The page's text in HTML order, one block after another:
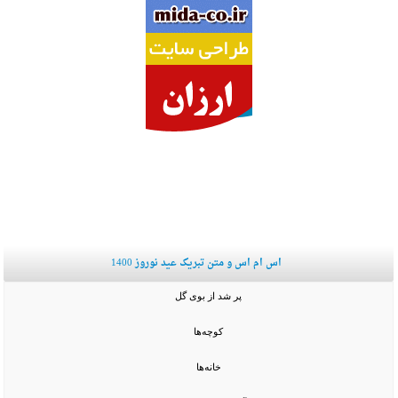
اس ام اس و متن تبریک عید نوروز 1400
پر شد از بوی گل
کوچه‌ها
خانه‌ها